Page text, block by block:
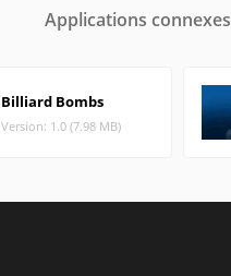
Applications connexes
Billiard Bombs
Version: 1.0 (7.98 MB)